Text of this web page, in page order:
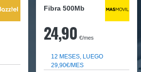
Fibra 500Mb
24,90 €/mes
12 MESES, LUEGO
29,90€/MES